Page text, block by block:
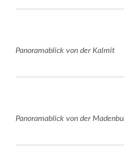
Panoramablick von der Kalmit
Panoramablick von der